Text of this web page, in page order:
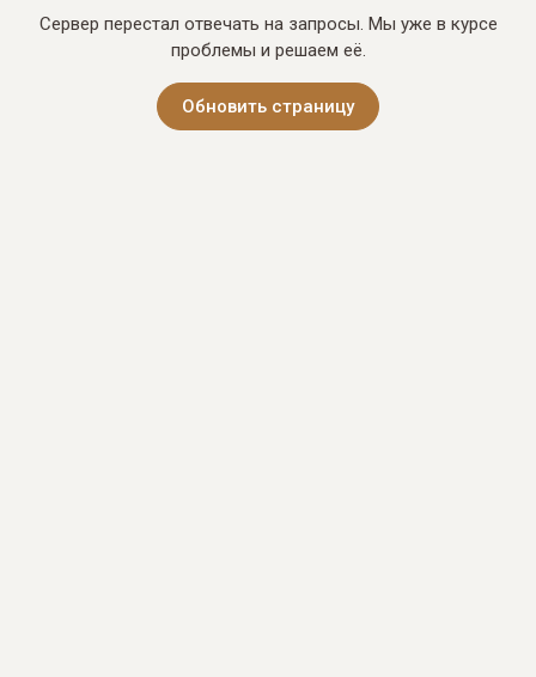
Сервер перестал отвечать на запросы. Мы уже в курсе
проблемы и решаем её.
Обновить страницу